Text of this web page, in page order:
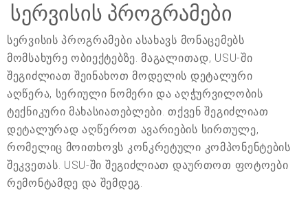
სერვისის პროგრამები
სერვისის პროგრამები ასახავს მონაცემებს
მომსახურე ობიექტებზე. მაგალითად, USU-ში
შეგიძლიათ შეინახოთ მოდელის დეტალური
აღწერა, სერიული ნომერი და აღჭურვილობის
ტექნიკური მახასიათებლები. თქვენ შეგიძლიათ
დეტალურად აღწეროთ ავარიების სირთულე,
რომელიც მოითხოვს კონკრეტული კომპონენტების
შეკვეთას. USU-ში შეგიძლიათ დაურთოთ ფოტოები
რემონტამდე და შემდეგ.